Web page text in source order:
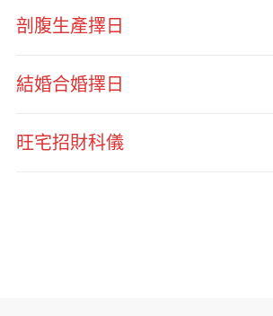
剖腹生產擇日
結婚合婚擇日
旺宅招財科儀